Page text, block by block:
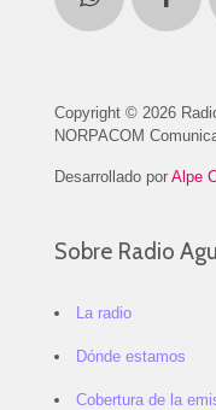
Copyright © 2026
NORPACOM
Desarrollado por Alpe
Sobre Radio
La radio
Dónde estamos
Cobertura de la